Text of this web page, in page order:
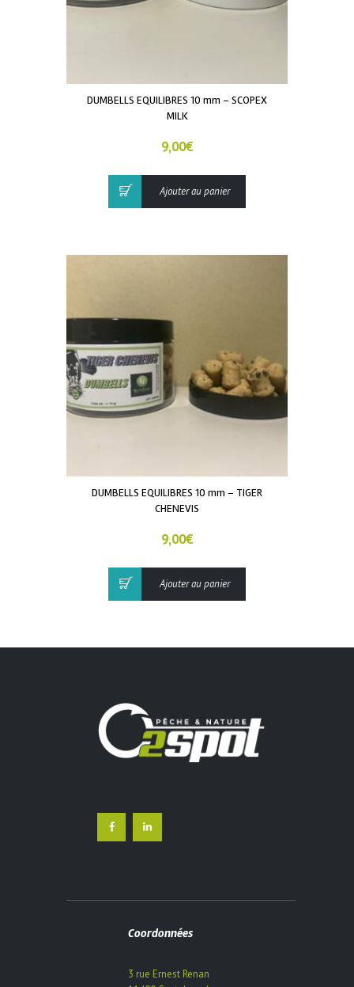
DUMBELLS EQUILIBRES 10 mm – SCOPEX
MILK
9,00€
Ajouter au panier
DUMBELLS EQUILIBRES 10 mm – TIGER
CHENEVIS
9,00€
Ajouter au panier
Coordonnées
3 rue Ernest Renan